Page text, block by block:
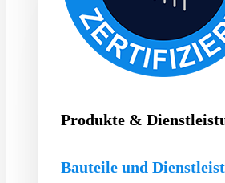
Produkte &
Bauteile und